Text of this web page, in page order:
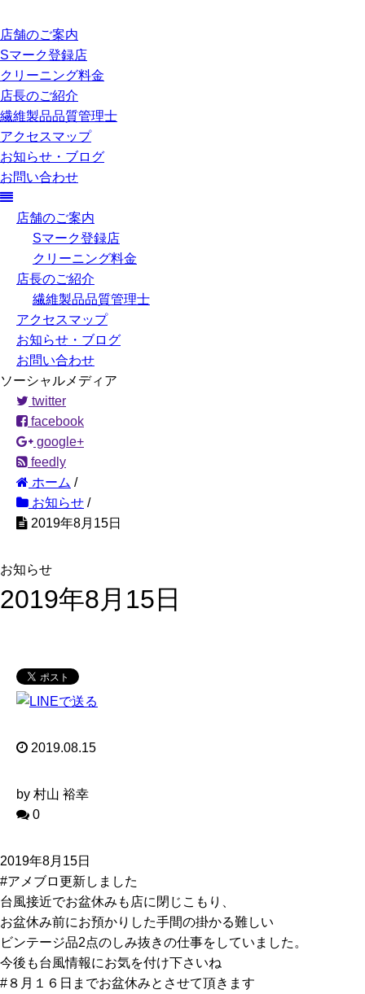
店舗のご案内
Sマーク登録店
クリーニング料金
店長のご紹介
繊維製品品質管理士
アクセスマップ
お知らせ・ブログ
お問い合わせ
店舗のご案内
Sマーク登録店
クリーニング料金
店長のご紹介
繊維製品品質管理士
アクセスマップ
お知らせ・ブログ
お問い合わせ
ソーシャルメディア
twitter
facebook
google+
feedly
ホーム /
お知らせ /
2019年8月15日
お知らせ
2019年8月15日
2019.08.15
by 村山 裕幸
0
2019年8月15日
#アメブロ更新しました
台風接近でお盆休みも店に閉じこもり、
お盆休み前にお預かりした手間の掛かる難しい
ビンテージ品2点のしみ抜きの仕事をしていました。
今後も台風情報にお気を付け下さいね
#８月１６日までお盆休みとさせて頂きます